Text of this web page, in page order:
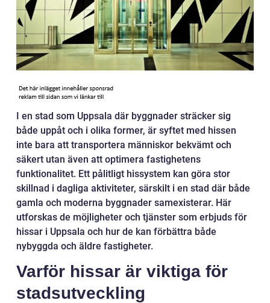
I en stad som Uppsala där byggnader sträcker sig
både uppåt och i olika former, är syftet med hissen
inte bara att transportera människor bekvämt och
säkert utan även att optimera fastighetens
funktionalitet. Ett pålitligt hissystem kan göra stor
skillnad i dagliga aktiviteter, särskilt i en stad där både
gamla och moderna byggnader samexisterar. Här
utforskas de möjligheter och tjänster som erbjuds för
hissar i Uppsala och hur de kan förbättra både
nybyggda och äldre fastigheter.
Varför hissar är viktiga för
stadsutveckling